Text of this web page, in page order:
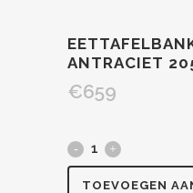
ANTRACIET
€659
TOEVOEGEN